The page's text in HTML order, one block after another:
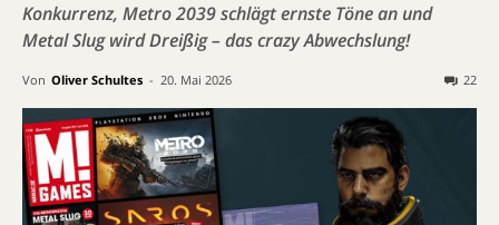
Konkurrenz, Metro 2039 schlägt ernste Töne an und
Metal Slug wird Dreißig – das crazy Abwechslung!
Von Oliver Schultes - 20. Mai 2026 22